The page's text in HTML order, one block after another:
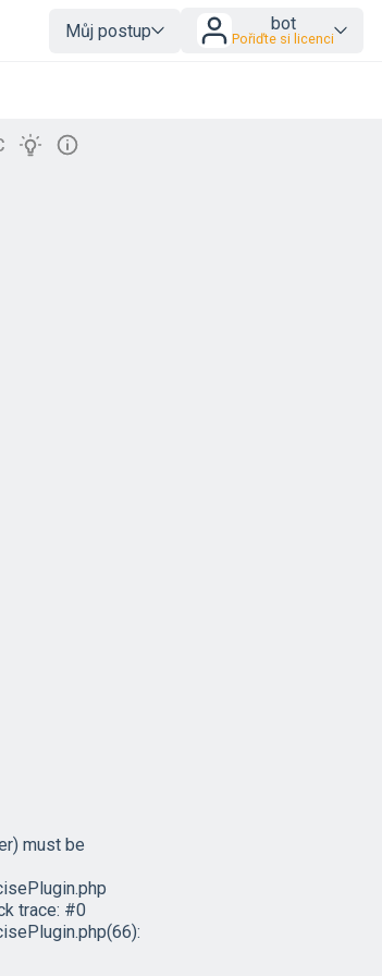
Můj postup bot
Pořiďte si licenci
must be
trace: #0